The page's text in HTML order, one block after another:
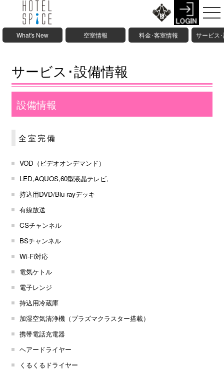
What's New 空室情報 料金･客室情報 サービス
サービス･設備情報
設備情報
全室完備
VOD（ビデオオンデマンド）
LED,AQUOS,60型液晶テレビ,
持込用DVD/Blu-rayデッキ
有線放送
CSチャンネル
BSチャンネル
Wi-Fi対応
電気ケトル
電子レンジ
持込用冷蔵庫
加湿空気清浄機（プラズマクラスター搭載）
携帯電話充電器
ヘアードライヤー
くるくるドライヤー